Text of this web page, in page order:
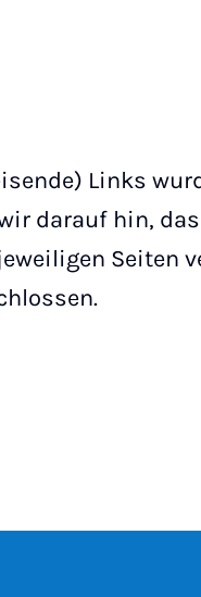
Links
darauf hin,
Seiten